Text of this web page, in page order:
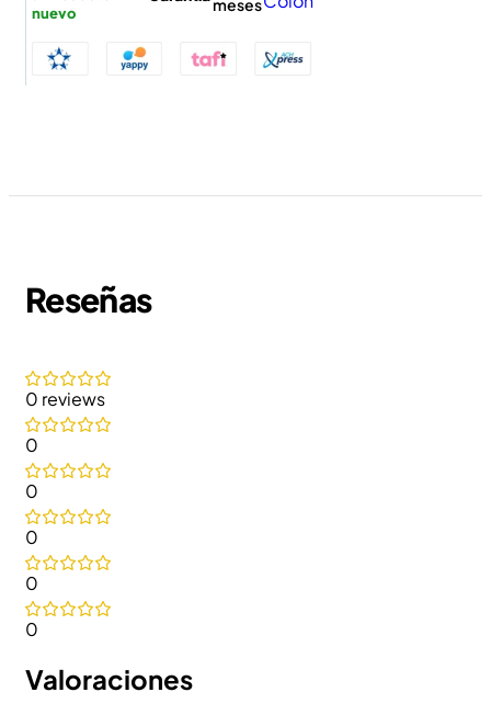
nuevo
meses
Reseñas
0 reviews
0
0
0
0
0
Valoraciones